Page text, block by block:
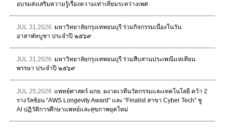
อบรมส่งเสริมความรู้เรื่องความเท่าเทียมระหว่างเพศ
JUL 31,2026 มหาวิทยาลัยกรุงเทพธนบุรี ร่วมกิจกรรมเนื่องในวัน
อาสาฬหบูชา ประจำปี ๒๕๖๙
JUL 31,2026 มหาวิทยาลัยกรุงเทพธนบุรี ร่วมสืบสานประเพณีแห่เทียน
พรรษา ประจำปี ๒๕๖๙
JUL 25,2026 แพทย์ศาสตร์ มกธ. ผงาดเวทีนวัตกรรมและเทคโนโลยี คว้า 2
รางวัลซ้อน “AWS Longevity Award” และ “Finalist สาขา Cyber Tech” ชู
AI ปฏิวัติการศึกษาแพทย์และสุขภาพยุคใหม่